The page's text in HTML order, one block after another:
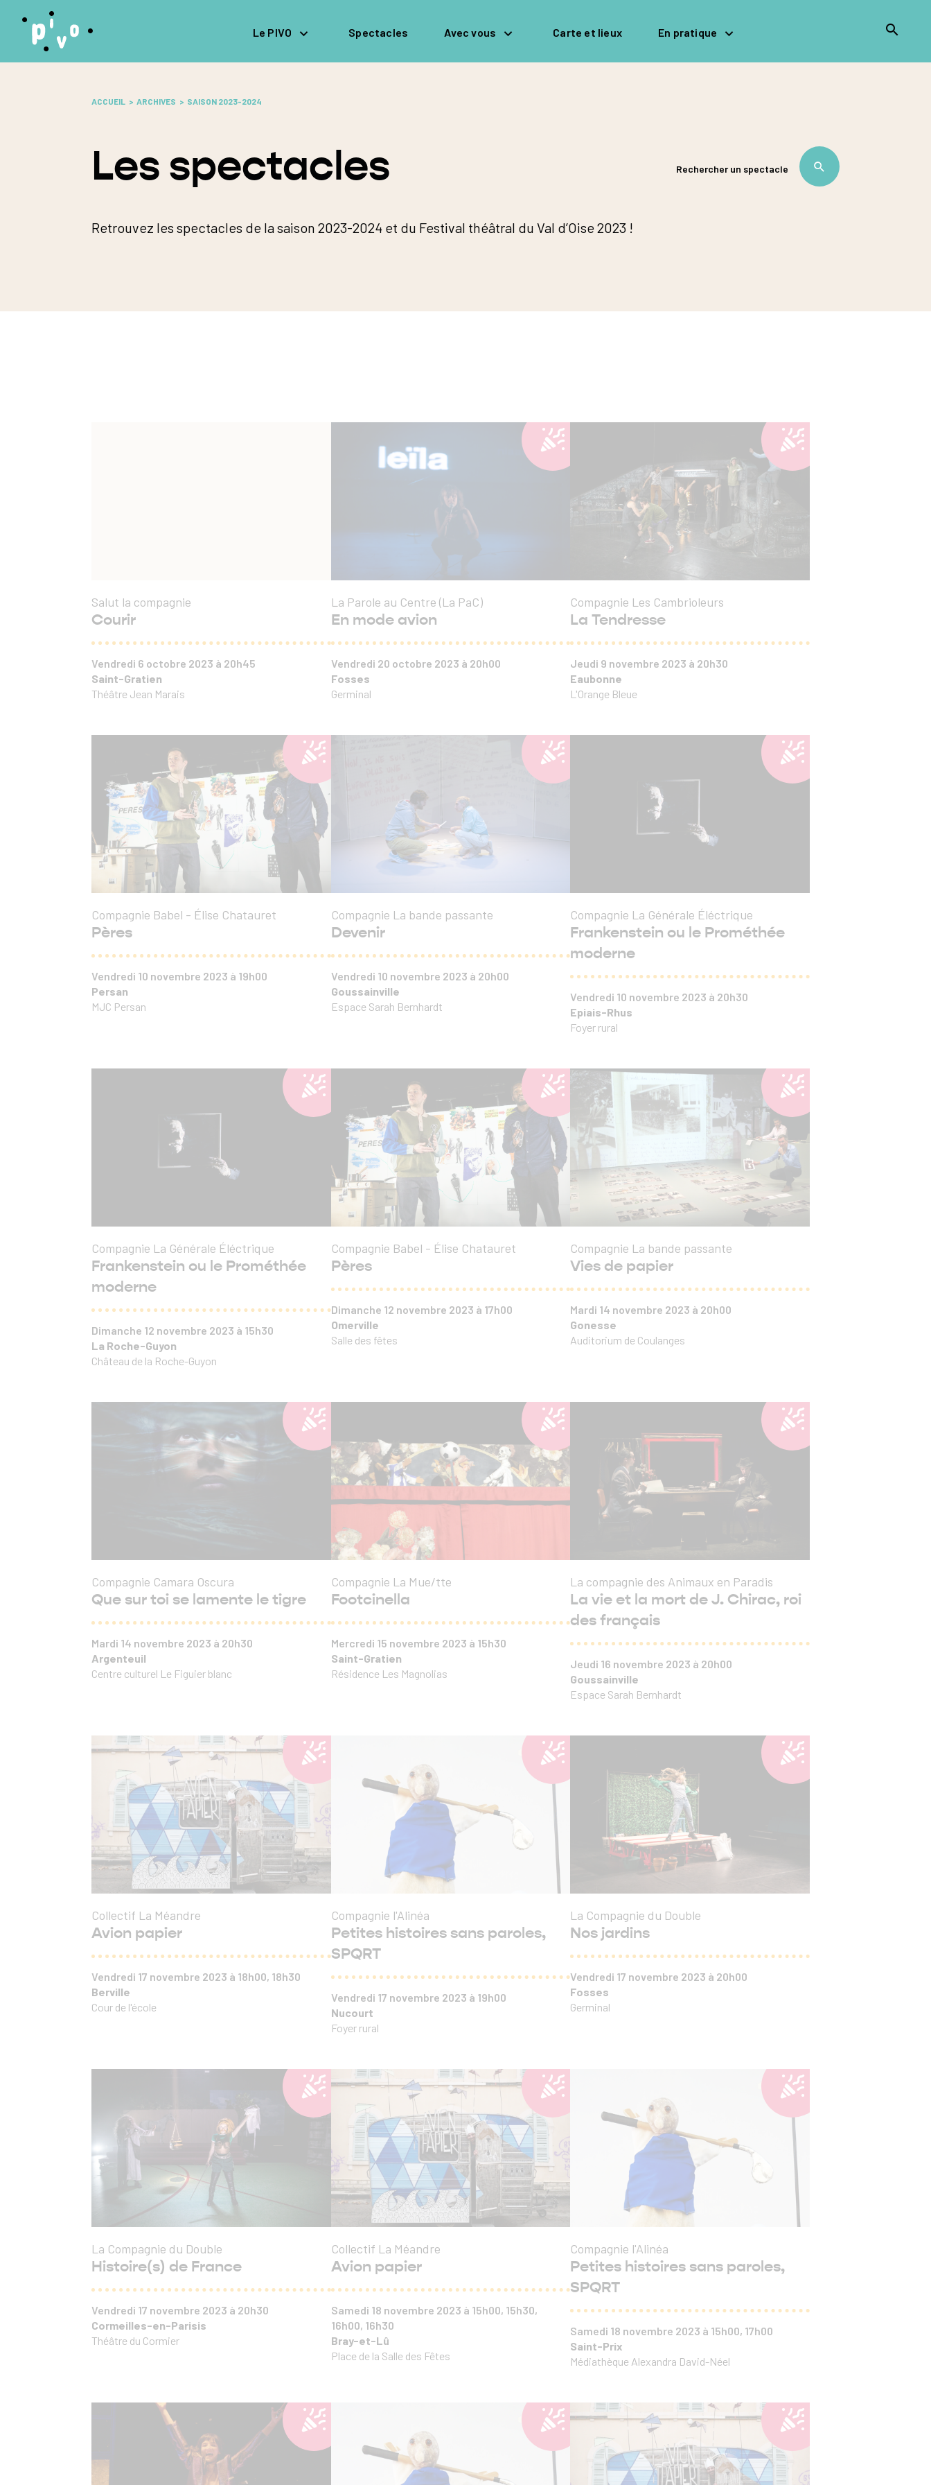
Le PIVO Spectacles Avec vous Carte et lieux En pratique
ACCUEIL ARCHIVES SAISON 2023-2024
Les spectacles Rechercher un spectacle
Retrouvez les spectacles de la saison 2023-2024 et du Festival théâtral du Val d’Oise 2023 !
Salut la compagnie
Courir
Vendredi 6 octobre 2023 à 20h45
Saint-Gratien
Théâtre Jean Marais
La Parole au Centre (La PaC)
En mode avion
Vendredi 20 octobre 2023 à 20h00
Fosses
Germinal
Compagnie Les Cambrioleurs
La Tendresse
Jeudi 9 novembre 2023 à 20h30
Eaubonne
L'Orange Bleue
Compagnie Babel - Élise Chatauret
Pères
Vendredi 10 novembre 2023 à 19h00
Persan
MJC Persan
Compagnie La bande passante
Devenir
Vendredi 10 novembre 2023 à 20h00
Goussainville
Espace Sarah Bernhardt
Compagnie La Générale Éléctrique
Frankenstein ou le Prométhée
moderne
Vendredi 10 novembre 2023 à 20h30
Epiais-Rhus
Foyer rural
Compagnie La Générale Éléctrique
Frankenstein ou le Prométhée
moderne
Dimanche 12 novembre 2023 à 15h30
La Roche-Guyon
Château de la Roche-Guyon
Compagnie Babel - Élise Chatauret
Pères
Dimanche 12 novembre 2023 à 17h00
Omerville
Salle des fêtes
Compagnie La bande passante
Vies de papier
Mardi 14 novembre 2023 à 20h00
Gonesse
Auditorium de Coulanges
Compagnie Camara Oscura
Que sur toi se lamente le tigre
Mardi 14 novembre 2023 à 20h30
Argenteuil
Centre culturel Le Figuier blanc
Compagnie La Mue/tte
Footcinella
Mercredi 15 novembre 2023 à 15h30
Saint-Gratien
Résidence Les Magnolias
La compagnie des Animaux en Paradis
La vie et la mort de J. Chirac, roi
des français
Jeudi 16 novembre 2023 à 20h00
Goussainville
Espace Sarah Bernhardt
Collectif La Méandre
Avion papier
Vendredi 17 novembre 2023 à 18h00, 18h30
Berville
Cour de l'école
Compagnie l'Alinéa
Petites histoires sans paroles,
SPQRT
Vendredi 17 novembre 2023 à 19h00
Nucourt
Foyer rural
La Compagnie du Double
Nos jardins
Vendredi 17 novembre 2023 à 20h00
Fosses
Germinal
La Compagnie du Double
Histoire(s) de France
Vendredi 17 novembre 2023 à 20h30
Cormeilles-en-Parisis
Théâtre du Cormier
Collectif La Méandre
Avion papier
Samedi 18 novembre 2023 à 15h00, 15h30,
16h00, 16h30
Bray-et-Lû
Place de la Salle des Fêtes
Compagnie l'Alinéa
Petites histoires sans paroles,
SPQRT
Samedi 18 novembre 2023 à 15h00, 17h00
Saint-Prix
Médiathèque Alexandra David-Néel